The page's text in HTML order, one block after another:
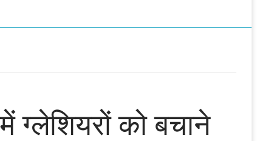
ग्लेशियरों को बचाने